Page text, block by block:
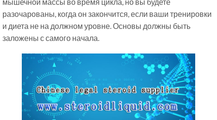
разочарованы, когда он закончится, если ваши тренировки
и диета не на должном уровне. Основы должны быть
заложены с самого начала.